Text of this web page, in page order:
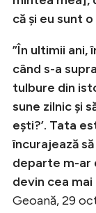
că și eu sunt
”În ultimii ani,
când s-a
tulbure din
sune zilnic și
ești?’. Tata
încurajează
departe m-ar
devin cea
Geoană, 29